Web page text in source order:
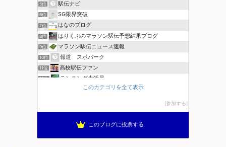
5位 駅伝ナビ
6位 SG限界突破
7位 はなのブログ
8位 はりくぶのマラソン駅伝予想結果ブログ
9位 マラソン駅伝ニュース速報
10位 報道 スポパーク
11位 高校駅伝ファン
12位 ランニング生活員
ほぼニートの資格取得日記（マラソン編）
このカテゴリを全て表示
参加する
このブログに投票する